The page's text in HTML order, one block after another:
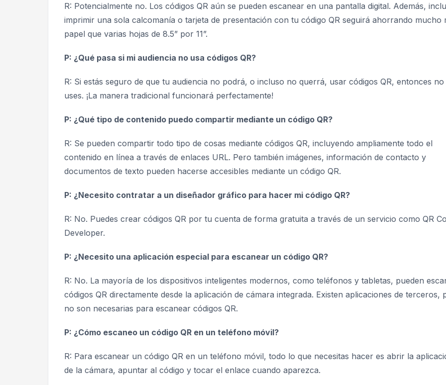
R: Potencialmente no. Los códigos QR aún se pueden escanear en una pantalla digital. Además,
imprimir una sola calcomanía o tarjeta de presentación con tu código QR seguirá ahorrando mucho
papel que varias hojas de 8.5” por 11”.
P: ¿Qué pasa si mi audiencia no usa códigos QR?
R: Si estás seguro de que tu audiencia no podrá, o incluso no querrá, usar códigos QR, entonces no
uses. ¡La manera tradicional funcionará perfectamente!
P: ¿Qué tipo de contenido puedo compartir mediante un código QR?
R: Se pueden compartir todo tipo de cosas mediante códigos QR, incluyendo ampliamente todo el
contenido en línea a través de enlaces URL. Pero también imágenes, información de contacto y
documentos de texto pueden hacerse accesibles mediante un código QR.
P: ¿Necesito contratar a un diseñador gráfico para hacer mi código QR?
R: No. Puedes crear códigos QR por tu cuenta de forma gratuita a través de un servicio como QR
Developer.
P: ¿Necesito una aplicación especial para escanear un código QR?
R: No. La mayoría de los dispositivos inteligentes modernos, como teléfonos y tabletas, pueden
códigos QR directamente desde la aplicación de cámara integrada. Existen aplicaciones de terceros,
no son necesarias para escanear códigos QR.
P: ¿Cómo escaneo un código QR en un teléfono móvil?
R: Para escanear un código QR en un teléfono móvil, todo lo que necesitas hacer es abrir la
de la cámara, apuntar al código y tocar el enlace cuando aparezca.